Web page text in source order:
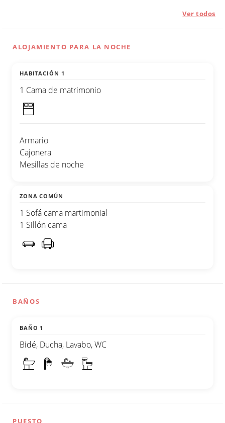
Ver todos
ALOJAMIENTO PARA LA NOCHE
HABITACIÓN 1
1 Cama de matrimonio
Armario
Cajonera
Mesillas de noche
ZONA COMÚN
1 Sofá cama martimonial
1 Sillón cama
BAÑOS
BAÑO 1
Bidé, Ducha, Lavabo, WC
PUESTO